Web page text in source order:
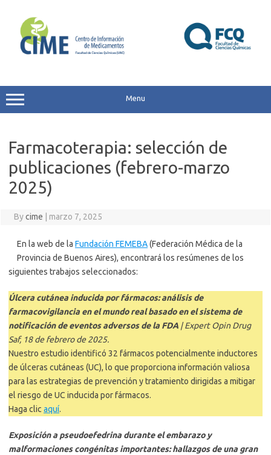
content
Menu
Farmacoterapia: selección de
publicaciones (febrero-marzo
2025)
Bycime marzo 7, 2025
En la web de la Fundación FEMEBA(Federación Médica de la
Provincia de Buenos Aires), encontrará los resúmenes de los
siguientes trabajos seleccionados:
Úlcera cutánea inducida por fármacos: análisis de
farmacovigilancia en el mundo real basado en el sistema de
notificación de eventos adversos de la FDA | Expert Opin Drug
Saf, 18 de febrero de 2025.
Nuestro estudio identificó 32 fármacos potencialmente inductores
de úlceras cutáneas (UC), lo que proporciona información valiosa
para las estrategias de prevención y tratamiento dirigidas a mitigar
el riesgo de UC inducida por fármacos.
Haga clicaquí.
Exposición a pseudoefedrina durante el embarazo y
malformaciones congénitas importantes: hallazgos de una gran